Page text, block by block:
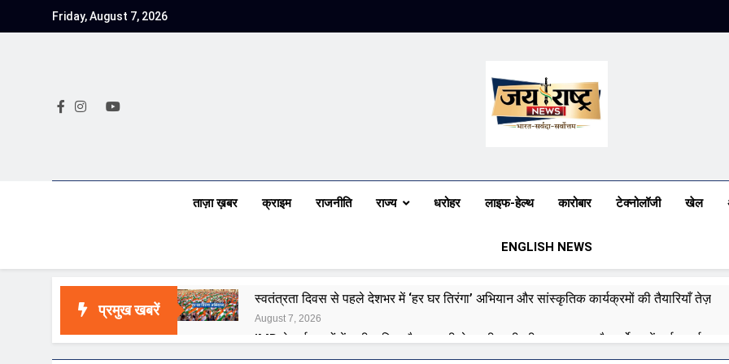
Friday, August 7, 2026
Jai Rashtra
ताज़ा ख़बर क्राइम राजनीति राज्य धरोहर लाइफ-हेल्थ कारोबार टेक्नोलॉजी खेल
ENGLISH NEWS
प्रमुख खबरें
स्वतंत्रता दिवस से पहले देशभर में ‘हर घर तिरंगा’ अभियान और सांस्कृतिक कार्यक्रमों की तैयारियाँ तेज़
August 7, 2026
IMD ने कई राज्यों में भारी बारिश और बाढ़ की चेतावनी जारी की, उत्तर भारत और पूर्वोत्तर में हाई अलर्ट
August 7, 2026